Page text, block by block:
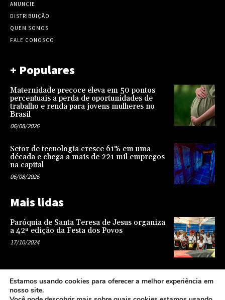
ANUNCIE
DISTRIBUIÇÃO
QUEM SOMOS
FALE CONOSCO
+ Populares
Maternidade precoce eleva em 50 pontos
percentuais a perda de oportunidades de
trabalho e renda para jovens mulheres no
Brasil
06/08/2026
Setor de tecnologia cresce 61% em uma
década e chega a mais de 221 mil empregos
na capital
06/08/2026
Mais lidas
Paróquia de Santa Teresa de Jesus organiza
a 42ª edição da Festa dos Povos
17/10/2024
Representatividade na infância: o papel da
escola na formação de uma sociedade mais
justa e equitativa
Estamos usando cookies para oferecer a melhor experiência em
nosso site.